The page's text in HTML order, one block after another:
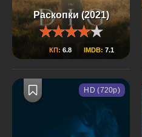
Раскопки (2021)
КП: 6.8 IMDB: 7.1
HD (720p)